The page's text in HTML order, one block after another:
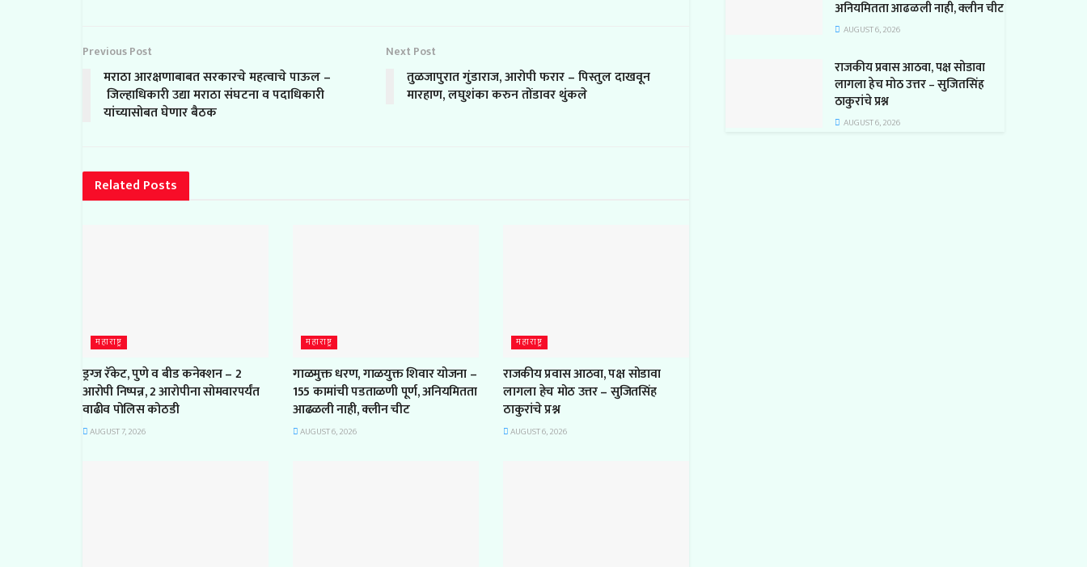
Previous Post
मराठा आरक्षणाबाबत सरकारचे महत्वाचे पाऊल –
जिल्हाधिकारी उद्या मराठा संघटना व पदाधिकारी
यांच्यासोबत घेणार बैठक
Next Post
तुळजापुरात गुंडाराज, आरोपी फरार – पिस्तुल दाखवून
मारहाण, लघुशंका करुन तोंडावर थुंकले
Related Posts
महाराष्ट्र
ड्रग्ज रॅकेट, पुणे व बीड कनेक्शन – 2
आरोपी निष्पन्न, 2 आरोपीना सोमवारपर्यंत
वाढीव पोलिस कोठडी
AUGUST 7, 2026
महाराष्ट्र
गाळमुक्त धरण, गाळयुक्त शिवार योजना –
155 कामांची पडताळणी पूर्ण, अनियमितता
आढळली नाही, क्लीन चीट
AUGUST 6, 2026
महाराष्ट्र
राजकीय प्रवास आठवा, पक्ष सोडावा
लागला हेच मोठ उत्तर – सुजितसिंह
ठाकुरांचे प्रश्न
AUGUST 6, 2026
अनियमितता आढळली नाही, क्लीन चीट
AUGUST 6, 2026
राजकीय प्रवास आठवा, पक्ष सोडावा
लागला हेच मोठ उत्तर – सुजितसिंह
ठाकुरांचे प्रश्न
AUGUST 6, 2026